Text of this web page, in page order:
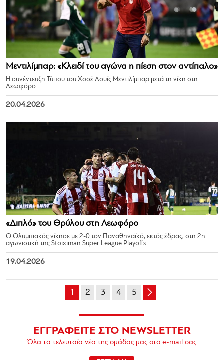
Μεντιλίμπαρ: «Κλειδί του αγώνα η πίεση στον αντίπαλο»
Η συνέντευξη Τύπου του Χοσέ Λουίς Μεντιλίμπαρ μετά τη νίκη στη
Λεωφόρο.
20.04.2026
«Διπλό» του Θρύλου στη Λεωφόρο
Ο Ολυμπιακός νίκησε με 2-0 τον Παναθηναϊκό, εκτός έδρας, στη 2η
αγωνιστική της Stoiximan Super League Playoffs.
19.04.2026
1 2 3 4 5
ΕΓΓΡΑΦΕΙΤΕ ΣΤΟ NEWSLETTER
Όλα τα τελευταία νέα της ομάδας μας στο e-mail σας